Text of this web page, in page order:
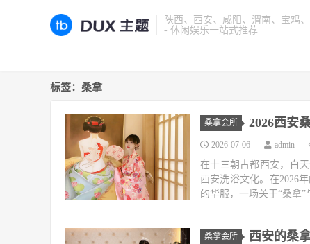
陕西、西安、咸阳、渭南、宝鸡
- 休闲娱乐一站式推荐
标签：桑拿
桑拿会所 2026西安
2026-07-06 admin
在十三朝古都西安，白
西安洗浴文化。在2026
的华服，一场关于“桑拿
桑拿会所 西安的桑